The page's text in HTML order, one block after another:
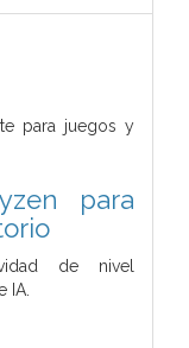
para juegos y
para
de nivel
IA.